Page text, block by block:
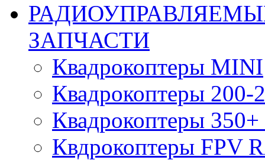
ЗАПЧАСТИ
Квадрокоптеры MINI
Квадрокоптеры 200-
Квадрокоптеры 350+
Квдрокоптеры FPV